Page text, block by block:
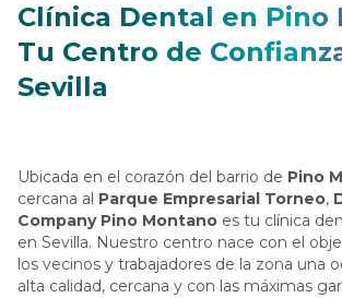
Clínica Dental en Pino
Tu Centro de
Sevilla
Ubicada en el corazón del barrio de Pino
cercana al Parque Empresarial Torneo,
Company Pino Montano es tu clínica
en Sevilla. Nuestro centro nace con el
los vecinos y trabajadores de la zona una
alta calidad, cercana y con las máximas